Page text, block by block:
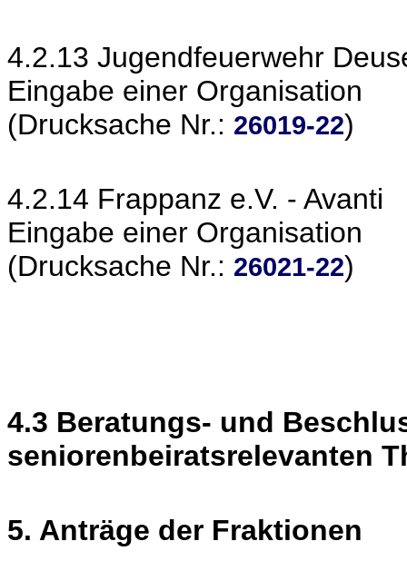
4.2.13 Jugendfeuerwehr
Eingabe einer Organisation
(Drucksache Nr.: 26019-22)
4.2.14 Frappanz e.V. - Avanti
Eingabe einer Organisation
(Drucksache Nr.: 26021-22)
4.3 Beratungs- und
seniorenbeiratsrelevanten
5. Anträge der Fraktionen